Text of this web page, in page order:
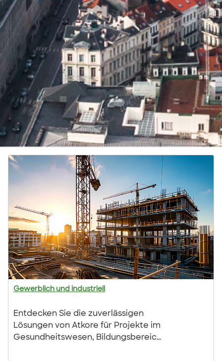
Gewerblich und industriell
Entdecken Sie die zuverlässigen
Lösungen von Atkore für Projekte im
Gesundheitswesen, Bildungsbereich